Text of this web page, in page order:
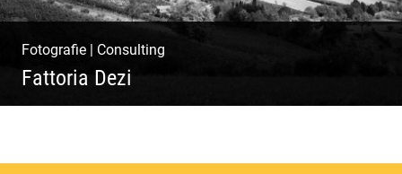
Fotografie Consulting
Fattoria Dezi